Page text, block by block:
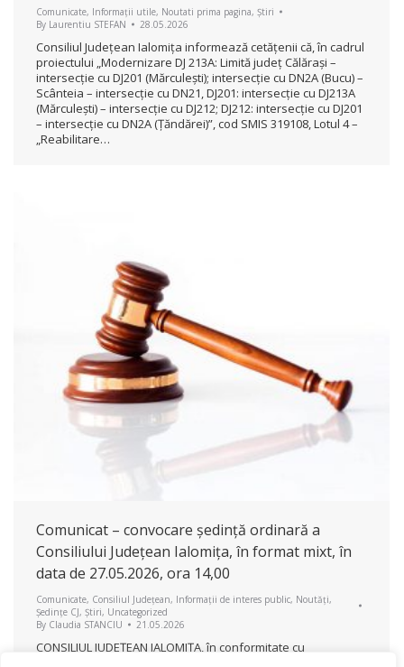
Comunicate, Informații utile, Noutati prima pagina, Știri
By Laurentiu STEFAN 28.05.2026
Consiliul Județean Ialomița informează cetățenii că, în cadrul
proiectului „Modernizare DJ 213A: Limită județ Călărași –
intersecție cu DJ201 (Mărculești); intersecție cu DN2A (Bucu) –
Scânteia – intersecție cu DN21, DJ201: intersecție cu DJ213A
(Mărculești) – intersecție cu DJ212; DJ212: intersecție cu DJ201
– intersecție cu DN2A (Țăndărei)”, cod SMIS 319108, Lotul 4 –
„Reabilitare…
Comunicat – convocare ședință ordinară a
Consiliului Județean Ialomița, în format mixt, în
data de 27.05.2026, ora 14,00
Comunicate, Consiliul Județean, Informații de interes public, Noutăți,
Ședințe CJ, Știri, Uncategorized
By Claudia STANCIU 21.05.2026
CONSILIUL JUDEŢEAN IALOMIŢA, în conformitate cu